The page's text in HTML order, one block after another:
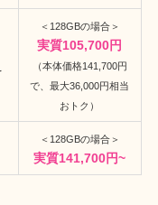
＜128GBの場合＞
実質105,700円
（本体価格141,700円
で、最大36,000円相当
おトク）
＜128GBの場合＞
実質141,700円~